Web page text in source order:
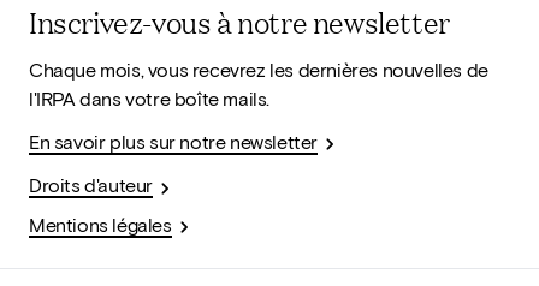
Inscrivez-vous à notre newsletter
Chaque mois, vous recevrez les dernières nouvelles de
l'IRPA dans votre boîte mails.
En savoir plus sur notre newsletter
Droits d'auteur
Mentions légales